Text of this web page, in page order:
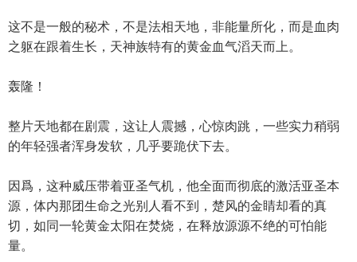
这不是一般的秘术，不是法相天地，非能量所化，而是血肉
之躯在跟着生长，天神族特有的黄金血气滔天而上。
轰隆！
整片天地都在剧震，这让人震撼，心惊肉跳，一些实力稍弱
的年轻强者浑身发软，几乎要跪伏下去。
因爲，这种威压带着亚圣气机，他全面而彻底的激活亚圣本
源，体内那团生命之光别人看不到，楚风的金睛却看的真
切，如同一轮黄金太阳在焚烧，在释放源源不绝的可怕能
量。